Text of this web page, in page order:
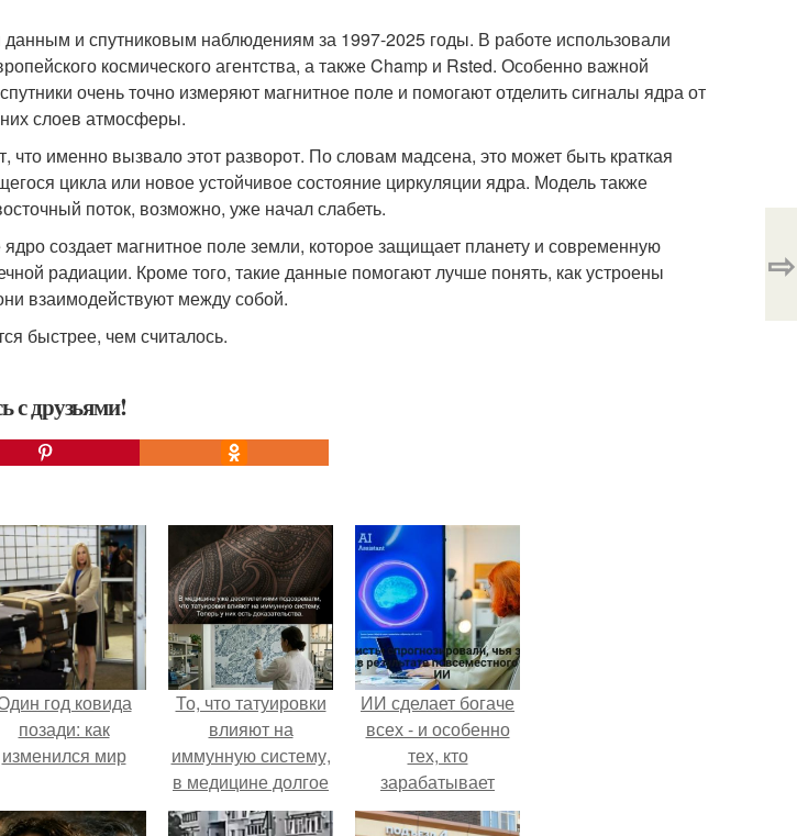
и спутниковым наблюдениям за 1997-2025 годы. В работе использовали
космического агентства, а также Champ и Rsted. Особенно важной
очень точно измеряют магнитное поле и помогают отделить сигналы ядра от
слоев атмосферы.
что именно вызвало этот разворот. По словам мадсена, это может быть краткая
цикла или новое устойчивое состояние циркуляции ядра. Модель также
поток, возможно, уже начал слабеть.
создает магнитное поле земли, которое защищает планету и современную
радиации. Кроме того, такие данные помогают лучше понять, как устроены
взаимодействуют между собой.
быстрее, чем считалось.
с друзьями!
⇨
год ковида
позади: как
изменился мир
То, что татуировки
влияют на
иммунную систему,
в медицине долгое
время
ИИ сделает богаче
всех - и особенно
тех, кто
зарабатывает
меньше всего.